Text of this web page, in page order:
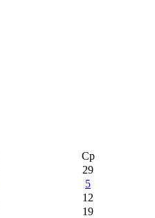
Ср
29
5
12
19